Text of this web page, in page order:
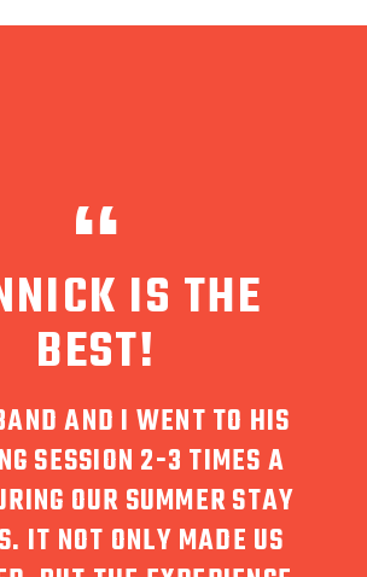
IS THE
BEST!
AND I WENT TO HIS
SESSION 2-3 TIMES A
OUR SUMMER STAY
IT NOT ONLY MADE US